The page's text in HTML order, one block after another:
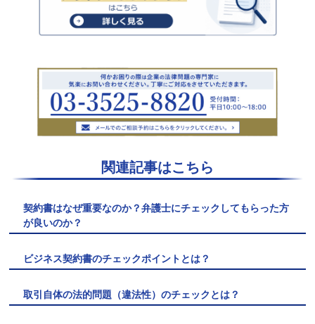
関連記事はこちら
契約書はなぜ重要なのか？弁護士にチェックしてもらった方
が良いのか？
ビジネス契約書のチェックポイントとは？
取引自体の法的問題（違法性）のチェックとは？